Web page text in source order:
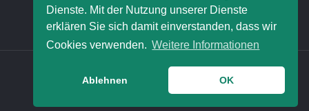
Dienste. Mit der Nutzung unserer Dienste
erklären Sie sich damit einverstanden, dass wir
Cookies verwenden. Weitere Informationen
Ablehnen OK
© 2021 HanseMerkur Bielefeld - Paul Fierek
IMPRESSUM DATENSCHUTZ